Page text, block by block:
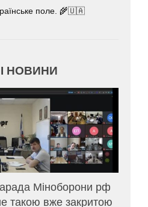
поле. 🌾🇺🇦
НОВИНИ
Міноборони рф
такою вже закритою